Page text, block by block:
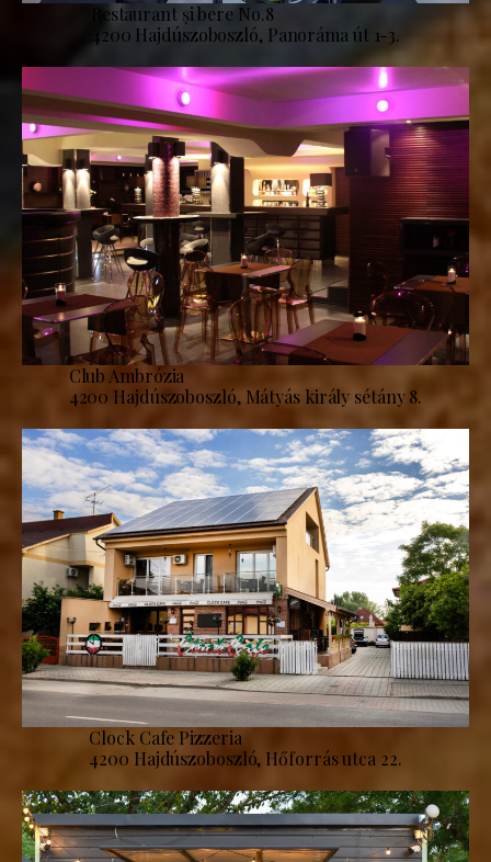
Restaurant și bere No.8
4200 Hajdúszoboszló, Panoráma út 1-3.
Club Ambrózia
4200 Hajdúszoboszló, Mátyás király sétány 8.
Clock Cafe Pizzeria
4200 Hajdúszoboszló, Hőforrás utca 22.